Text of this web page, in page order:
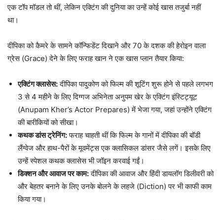
एक टॉप मॉडल तो थीं, लेकिन एक्टिंग की दुनिया का उन्हें कोई खास तजुर्बा नहीं
था।
दीपिका को कैमरे के सामने कॉन्फिडेंट दिखाने और 70 के दशक की हेरोइन वाला
ग्रेस (Grace) देने के लिए फराह खान ने एक खास प्लान तैयार किया:
एक्टिंग क्लासेस:दीपिका पादुकोण को फिल्म की शूटिंग शुरू होने से पहले लगभग
3 से 4 महीने के लिए दिग्गज अभिनेता अनुपम खेर के एक्टिंग इंस्टिट्यूट
(Anupam Kher’s Actor Prepares) में भेजा गया, जहां उन्होंने एक्टिंग
की बारीकियों को सीखा।
कथक डांस ट्रेनिंग:फराह चाहती थीं कि फिल्म के गानों में दीपिका की बॉडी
लैंग्वेज और हाथ-पैरों के मूवमेंट्स एक क्लासिकल डांसर जैसे लगें। इसके लिए
उन्हें स्पेशल कथक क्लासेस भी जॉइन करवाई गईं।
डिक्शन और आवाज पर काम:दीपिका की आवाज और हिंदी डायलॉग डिलीवरी को
और बेहतर बनाने के लिए उनके बोलने के लहजे (Diction) पर भी काफी काम
किया गया।